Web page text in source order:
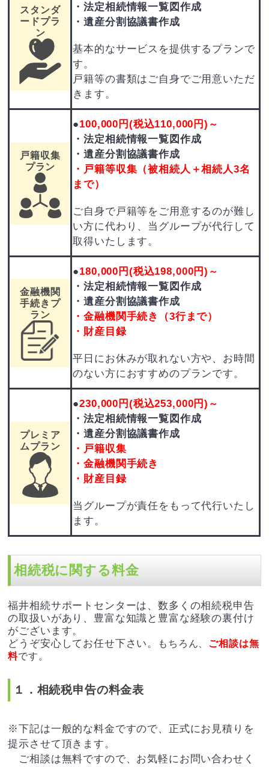
スタンダ
ードプラ
ン
・法定相続情報一覧図作成
・遺産分割協議書作成
基本的なサービスを提供するプランで
す。
戸籍等の書類はご自身でご用意いただ
きます。
戸籍収集
プラン
●100,000円 (税込110,000円) ～
・法定相続情報一覧図作成
・遺産分割協議書作成
・戸籍等収集（被相続人＋相続人3名
まで）
ご自身で戸籍等をご用意するのが難し
い方に代わり、当グループが代行して
取得いたします。
金融機関
手続きプ
ラン
●180,000円 (税込198,000円) ～
・法定相続情報一覧図作成
・遺産分割協議書作成
・金融機関手続き（3行まで）
・財産目録
平日にお休みが取れない方や、お時間
のない方におすすめのプランです。
プレミア
ムプラン
●230,000円 (税込253,000円) ～
・法定相続情報一覧図作成
・遺産分割協議書作成
・戸籍収集
・金融機関手続き
・財産目録
当グループが責任をもって代行いたし
ます。
相続税に関する料金
福井相続サポートセンターは、数多くの相続税申告
の取扱いがあり、豊富な知識と豊富な経験の裏付け
がございます。
どうぞ安心してお任せ下さい。
もちろん、 ご相談は無
料です。
１．相続税申告の料金表
※下記は一般的な料金ですので、正式にお見積りを
提示させて頂きます。
ご相談は無料ですので、お気軽にお問い合わせく